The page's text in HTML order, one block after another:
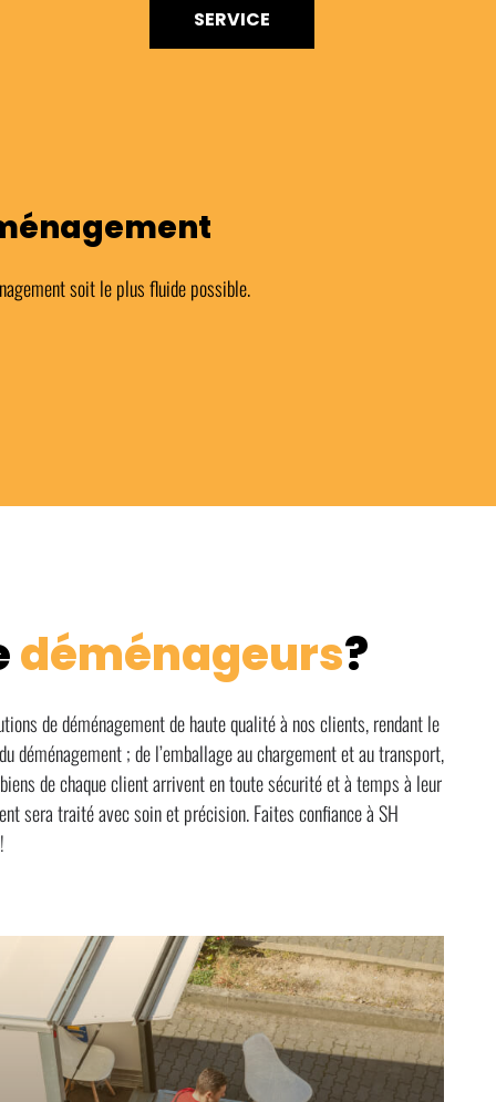
SERVICE
soit le plus fluide possible.
déménageurs?
de déménagement de haute qualité à nos clients, rendant le
déménagement ; de l’emballage au chargement et au transport,
de chaque client arrivent en toute sécurité et à temps à leur
sera traité avec soin et précision. Faites confiance à SH